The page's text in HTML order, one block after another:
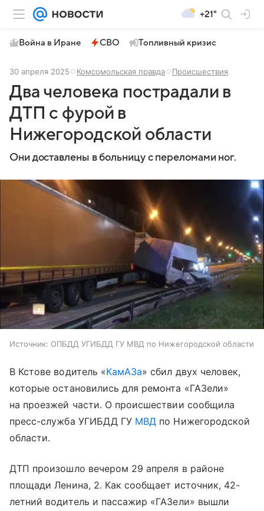
+21°
Война в Иране СВО Топливный кризис
30 апреля 2025 Комсомольская правда Происшествия
Два человека пострадали в
ДТП с фурой в
Нижегородской области
Они доставлены в больницу с переломами ног.
Источник: ОПБДД УГИБДД ГУ МВД по Нижегородской области
В Кстове водитель «КамАЗа» сбил двух человек,
которые остановились для ремонта «ГАЗели»
на проезжей части. О происшествии сообщила
пресс-служба УГИБДД ГУ МВД по Нижегородской
области.
ДТП произошло вечером 29 апреля в районе
площади Ленина, 2. Как сообщает источник, 42-
летний водитель и пассажир «ГАЗели» вышли